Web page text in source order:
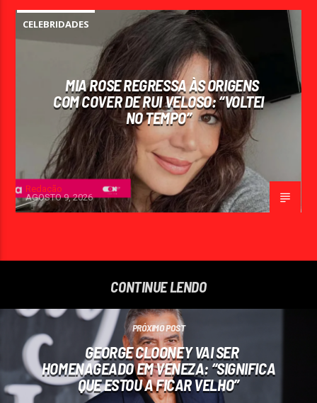
CELEBRIDADES
MIA ROSE REGRESSA ÀS ORIGENS
COM COVER DE RUI VELOSO: “VOLTEI
NO TEMPO”
Redação
AGOSTO 9, 2026
CONTINUE LENDO
PRÓXIMO POST
GEORGE CLOONEY VAI SER
HOMENAGEADO EM VENEZA: “SIGNIFICA
QUE ESTOU A FICAR VELHO”